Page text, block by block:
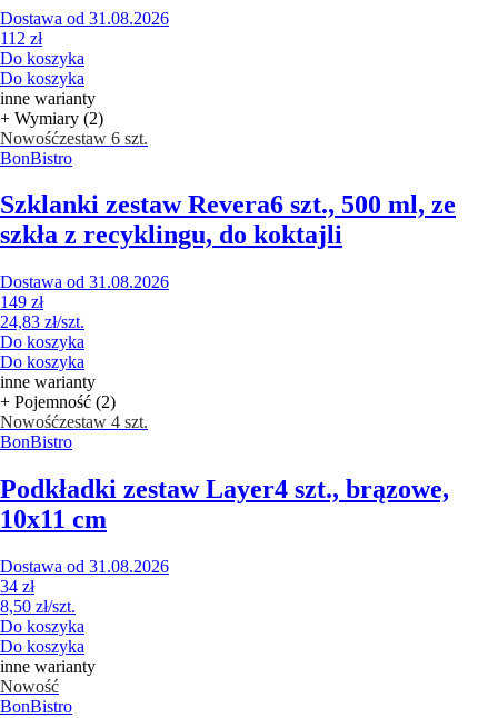
Dostawa od 31.08.2026
112 zł
Do koszyka
Do koszyka
inne warianty
+ Wymiary (2)
Nowośćzestaw 6 szt.
BonBistro
Szklanki zestaw Revera6 szt., 500 ml, ze
szkła z recyklingu, do koktajli
Dostawa od 31.08.2026
149 zł
24,83 zł/szt.
Do koszyka
Do koszyka
inne warianty
+ Pojemność (2)
Nowośćzestaw 4 szt.
BonBistro
Podkładki zestaw Layer4 szt., brązowe,
10x11 cm
Dostawa od 31.08.2026
34 zł
8,50 zł/szt.
Do koszyka
Do koszyka
inne warianty
Nowość
BonBistro